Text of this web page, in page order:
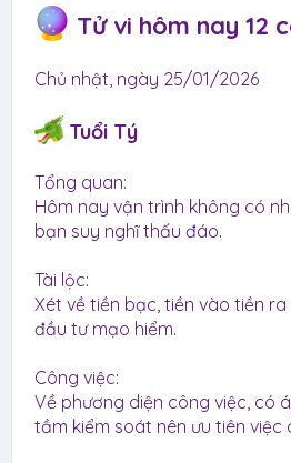
Tử vi hôm nay 12
Chủ nhật, ngày 25/01/2026
Tuổi Tý
Tổng quan:
Hôm nay vận trình không có
bạn suy nghĩ thấu đáo.
Tài lộc:
Xét về tiền bạc, tiền vào tiền
đầu tư mạo hiểm.
Công việc:
Về phương diện công việc, có
tầm kiểm soát nên ưu tiên việc